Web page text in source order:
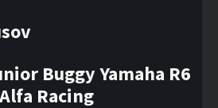
Buggy Yamaha R6
Racing